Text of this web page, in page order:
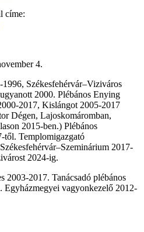
címe:
4.
Székesfehérvár–Viziváros
2000. Plébános Enying
2017, Kislángot 2005-2017
Dégen, Lajoskomáromban,
2015-ben.) Plébános
től. Templomigazgató
2017-
2024-ig.
2003-2017. Tanácsadó plébános
Egyházmegyei vagyonkezelő 2012-